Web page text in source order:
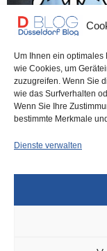
Um Ihnen ein
wie Cookies, um
zuzugreifen. Wenn Sie
wie das Surfverhalten
Wenn Sie Ihre
bestimmte Merkmale
Dienste verwalten
POLIZEI 15. DEZEMBER
Hafen:
– zwei
Sonntag, kurz nach